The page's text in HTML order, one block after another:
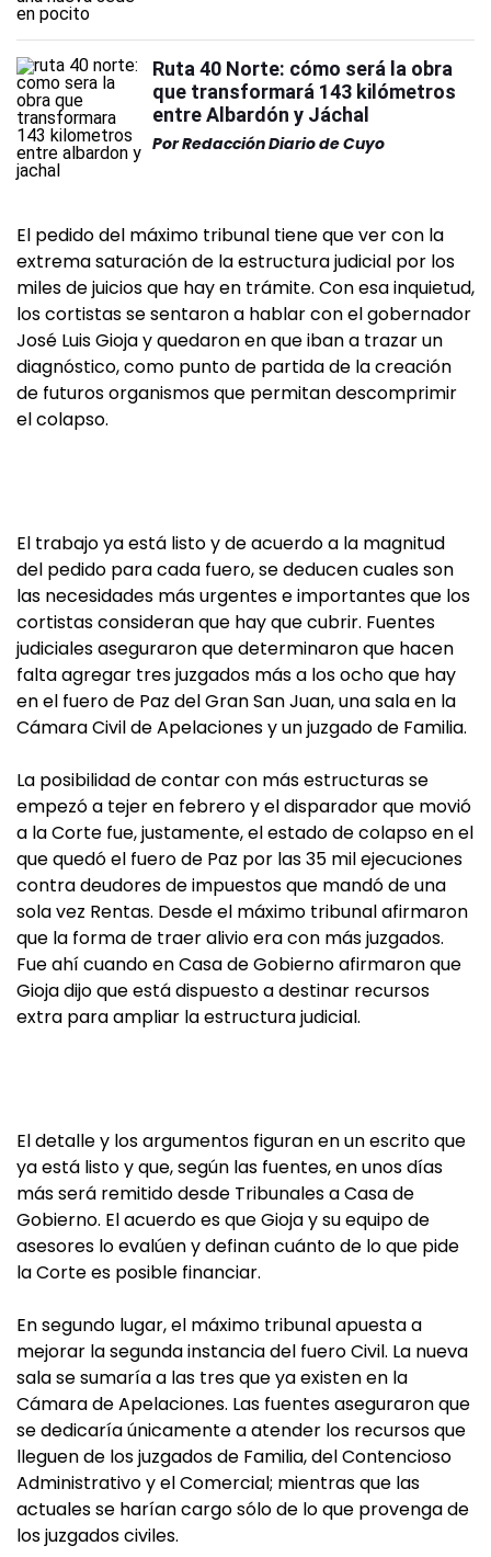
Ruta 40 Norte: cómo será la obra
que transformará 143 kilómetros
entre Albardón y Jáchal
PorRedacción Diario de Cuyo
El pedido del máximo tribunal tiene que ver con la
extrema saturación de la estructura judicial por los
miles de juicios que hay en trámite. Con esa inquietud,
los cortistas se sentaron a hablar con el gobernador
José Luis Gioja y quedaron en que iban a trazar un
diagnóstico, como punto de partida de la creación
de futuros organismos que permitan descomprimir
el colapso.
El trabajo ya está listo y de acuerdo a la magnitud
del pedido para cada fuero, se deducen cuales son
las necesidades más urgentes e importantes que los
cortistas consideran que hay que cubrir. Fuentes
judiciales aseguraron que determinaron que hacen
falta agregar tres juzgados más a los ocho que hay
en el fuero de Paz del Gran San Juan, una sala en la
Cámara Civil de Apelaciones y un juzgado de Familia.
La posibilidad de contar con más estructuras se
empezó a tejer en febrero y el disparador que movió
a la Corte fue, justamente, el estado de colapso en el
que quedó el fuero de Paz por las 35 mil ejecuciones
contra deudores de impuestos que mandó de una
sola vez Rentas. Desde el máximo tribunal afirmaron
que la forma de traer alivio era con más juzgados.
Fue ahí cuando en Casa de Gobierno afirmaron que
Gioja dijo que está dispuesto a destinar recursos
extra para ampliar la estructura judicial.
El detalle y los argumentos figuran en un escrito que
ya está listo y que, según las fuentes, en unos días
más será remitido desde Tribunales a Casa de
Gobierno. El acuerdo es que Gioja y su equipo de
asesores lo evalúen y definan cuánto de lo que pide
la Corte es posible financiar.
En segundo lugar, el máximo tribunal apuesta a
mejorar la segunda instancia del fuero Civil. La nueva
sala se sumaría a las tres que ya existen en la
Cámara de Apelaciones. Las fuentes aseguraron que
se dedicaría únicamente a atender los recursos que
lleguen de los juzgados de Familia, del Contencioso
Administrativo y el Comercial; mientras que las
actuales se harían cargo sólo de lo que provenga de
los juzgados civiles.